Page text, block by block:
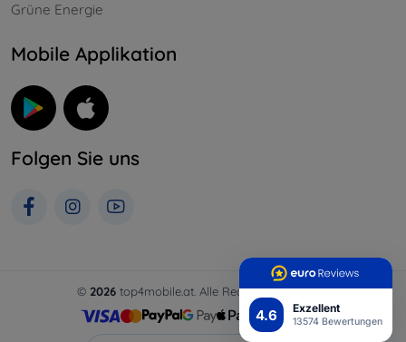
4.6 Exzellent
13574 Bewertungen
Grüne Energie
Mobile Applikation
Folgen Sie uns
© 2026top4mobile.at. Alle Rechte vorbehalten.